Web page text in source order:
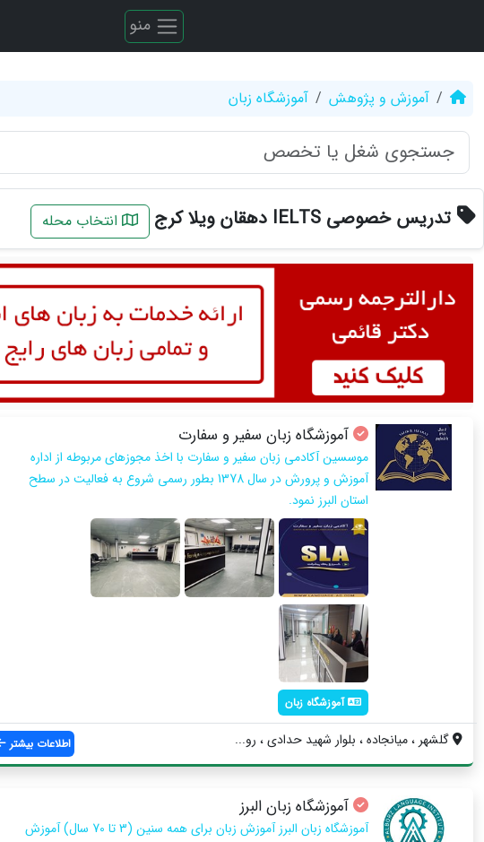
منو
آموزش و پژوهش آموزشگاه زبان
تدریس خصوصی IELTS دهقان ویلا کرج انتخاب محله
آموزشگاه زبان سفیر و سفارت
موسسین آکادمی زبان سفیر و سفارت با اخذ مجوزهای مربوطه از اداره
آموزش و پرورش در سال 1378 بطور رسمی شروع به فعالیت در سطح
استان البرز نمود.
آموزشگاه زبان
گلشهر ، میانجاده ، بلوار شهید حدادی ، رو... اطلاعات بیشتر
آموزشگاه زبان البرز
آموزشگاه زبان البرز آموزش زبان برای همه سنین (3 تا 70 سال) آموزش